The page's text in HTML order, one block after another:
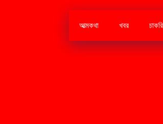
আত্মকথা খবর চাকরি